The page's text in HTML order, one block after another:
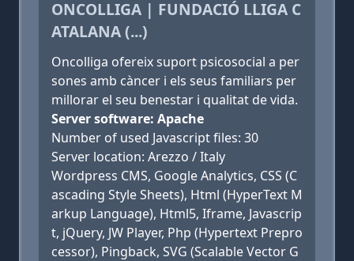
ONCOLLIGA | FUNDACIÓ LLIGA C
ATALANA (...)
Oncolliga ofereix suport psicosocial a per
sones amb càncer i els seus familiars per
millorar el seu benestar i qualitat de vida.
Server software: Apache
Number of used Javascript files: 30
Server location: Arezzo / Italy
Wordpress CMS, Google Analytics, CSS (C
ascading Style Sheets), Html (HyperText M
arkup Language), Html5, Iframe, Javascrip
t, jQuery, JW Player, Php (Hypertext Prepro
cessor), Pingback, SVG (Scalable Vector G